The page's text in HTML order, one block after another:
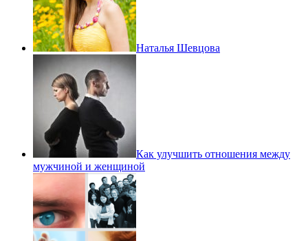
Наталья Шевцова
Как улучшить отношения между
мужчиной и женщиной